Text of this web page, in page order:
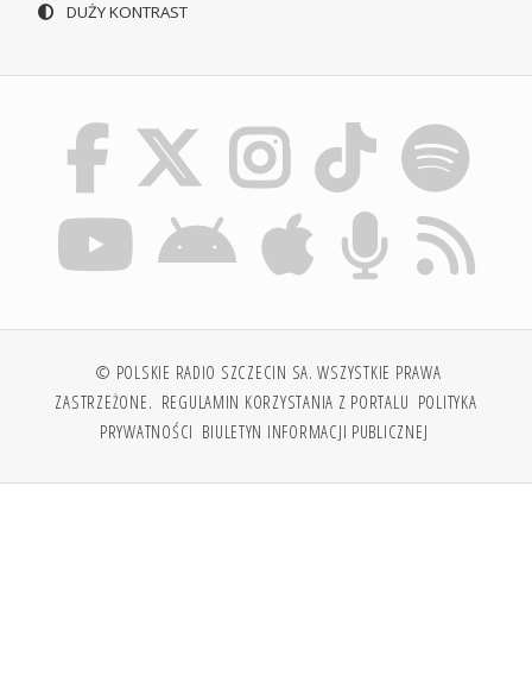
DUŻY KONTRAST
© POLSKIE RADIO SZCZECIN SA. WSZYSTKIE PRAWA
ZASTRZEŻONE. REGULAMIN KORZYSTANIA Z PORTALU POLITYKA
PRYWATNOŚCI BIULETYN INFORMACJI PUBLICZNEJ